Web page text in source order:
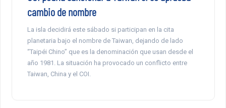
cambio de nombre
La isla decidirá este sábado si participan en la cita
planetaria bajo el nombre de Taiwan, dejando de lado
“Taipéi Chino” que es la denominación que usan desde el
año 1981. La situación ha provocado un conflicto entre
Taiwan, China y el COI.